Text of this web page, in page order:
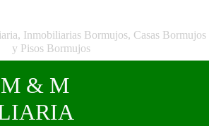
Inmobiliarias Bormujos, Casas Bormujos
y Pisos Bormujos
& M